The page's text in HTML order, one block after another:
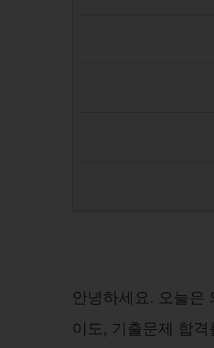
안녕하세요. 오늘은
이도, 기출문제 합